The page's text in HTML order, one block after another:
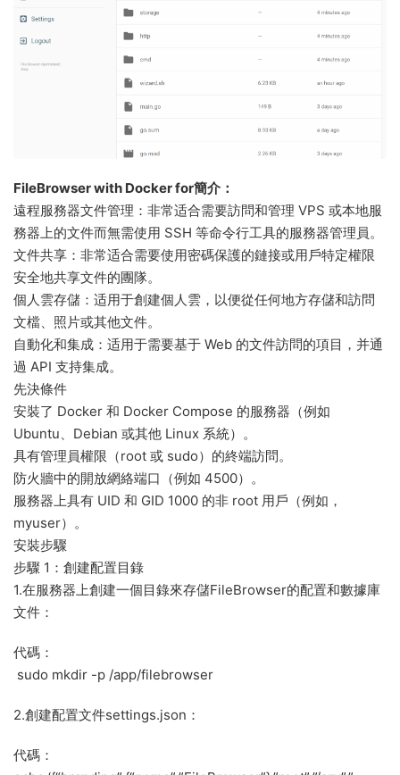
FileBrowser with Docker for簡介：
遠程服務器文件管理：非常适合需要訪問和管理 VPS 或本地服
務器上的文件而無需使用 SSH 等命令行工具的服務器管理員。
文件共享：非常适合需要使用密碼保護的鏈接或用戶特定權限
安全地共享文件的團隊。
個人雲存儲：适用于創建個人雲，以便從任何地方存儲和訪問
文檔、照片或其他文件。
自動化和集成：适用于需要基于 Web 的文件訪問的項目，并通
過 API 支持集成。
先決條件
安裝了 Docker 和 Docker Compose 的服務器（例如
Ubuntu、Debian 或其他 Linux 系統）。
具有管理員權限（root 或 sudo）的終端訪問。
防火牆中的開放網絡端口（例如 4500）。
服務器上具有 UID 和 GID 1000 的非 root 用戶（例如，
myuser）。
安裝步驟
步驟 1：創建配置目錄
1.在服務器上創建一個目錄來存儲FileBrowser的配置和數據庫
文件：
代碼：
sudo mkdir -p /app/filebrowser
2.創建配置文件settings.json：
代碼：